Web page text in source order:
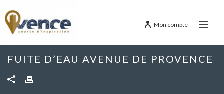
Mon compte
FUITE D’EAU AVENUE DE PROVENCE